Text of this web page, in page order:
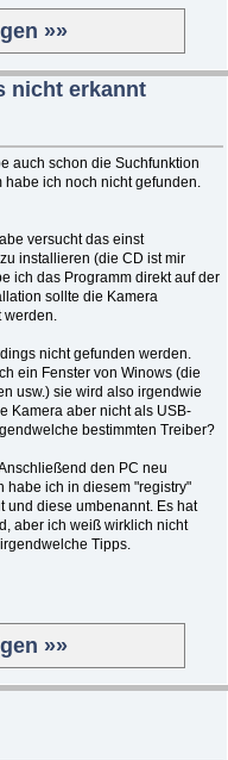
»»
nicht erkannt
auch schon die Suchfunktion
ich noch nicht gefunden.
versucht das einst
installieren (die CD ist mir
ich das Programm direkt auf der
sollte die Kamera
nicht gefunden werden.
ein Fenster von Winows (die
usw.) sie wird also irgendwie
Kamera aber nicht als USB-
bestimmten Treiber?
den PC neu
habe ich in diesem "registry"
und diese umbenannt. Es hat
aber ich weiß wirklich nicht
Tipps.
»»